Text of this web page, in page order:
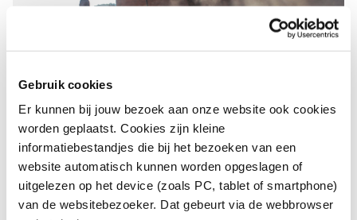
Gebruik cookies
Er kunnen bij jouw bezoek aan onze website ook cookies
worden geplaatst. Cookies zijn kleine
informatiebestandjes die bij het bezoeken van een
website automatisch kunnen worden opgeslagen of
uitgelezen op het device (zoals PC, tablet of smartphone)
van de websitebezoeker. Dat gebeurt via de webbrowser
Toegang tot herstel en verhaal